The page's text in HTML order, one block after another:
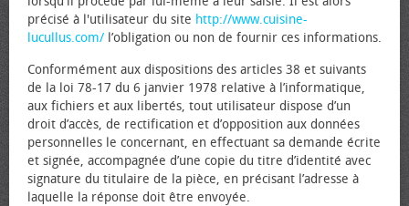
précisé à l'utilisateur du site http://www.cuisine-
lucullus.com/ l’obligation ou non de fournir ces informations.
Conformément aux dispositions des articles 38 et suivants
de la loi 78-17 du 6 janvier 1978 relative à l’informatique,
aux fichiers et aux libertés, tout utilisateur dispose d’un
droit d’accès, de rectification et d’opposition aux données
personnelles le concernant, en effectuant sa demande écrite
et signée, accompagnée d’une copie du titre d’identité avec
signature du titulaire de la pièce, en précisant l’adresse à
laquelle la réponse doit être envoyée.